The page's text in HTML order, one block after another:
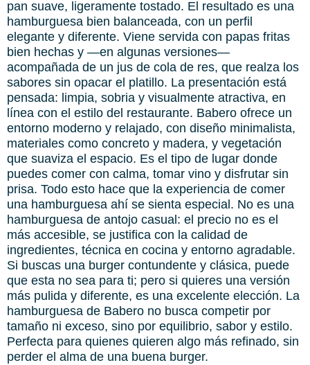
pan suave, ligeramente tostado. El resultado es una
hamburguesa bien balanceada, con un perfil
elegante y diferente. Viene servida con papas fritas
bien hechas y —en algunas versiones—
acompañada de un jus de cola de res, que realza los
sabores sin opacar el platillo. La presentación está
pensada: limpia, sobria y visualmente atractiva, en
línea con el estilo del restaurante. Babero ofrece un
entorno moderno y relajado, con diseño minimalista,
materiales como concreto y madera, y vegetación
que suaviza el espacio. Es el tipo de lugar donde
puedes comer con calma, tomar vino y disfrutar sin
prisa. Todo esto hace que la experiencia de comer
una hamburguesa ahí se sienta especial. No es una
hamburguesa de antojo casual: el precio no es el
más accesible, se justifica con la calidad de
ingredientes, técnica en cocina y entorno agradable.
Si buscas una burger contundente y clásica, puede
que esta no sea para ti; pero si quieres una versión
más pulida y diferente, es una excelente elección. La
hamburguesa de Babero no busca competir por
tamaño ni exceso, sino por equilibrio, sabor y estilo.
Perfecta para quienes quieren algo más refinado, sin
perder el alma de una buena burger.